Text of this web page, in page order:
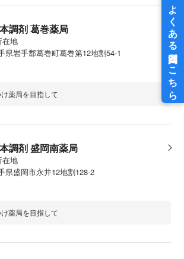
調剤 葛巻薬局
在地
県岩手郡葛巻町葛巻第12地割54-1
薬局を目指して
調剤 盛岡南薬局
在地
県盛岡市永井12地割128-2
薬局を目指して